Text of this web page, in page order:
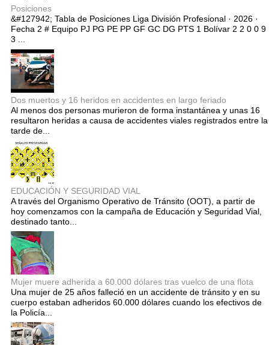
Posiciones
&#127942; Tabla de Posiciones Liga División Profesional · 2026 ·
Fecha 2 # Equipo PJ PG PE PP GF GC DG PTS 1 Bolívar 2 2 0 0 9
3 ...
Dos muertos y 16 heridos en accidentes en largo feriado
Al menos dos personas murieron de forma instantánea y unas 16
resultaron heridas a causa de accidentes viales registrados entre la
tarde de...
EDUCACIÓN Y SEGURIDAD VIAL
A través del Organismo Operativo de Tránsito (OOT), a partir de
hoy comenzamos con la campaña de Educación y Seguridad Vial,
destinado tanto...
Mujer muere adherida a 60.000 dólares tras vuelco de una flota
Una mujer de 25 años falleció en un accidente de tránsito y en su
cuerpo estaban adheridos 60.000 dólares cuando los efectivos de
la Policía...